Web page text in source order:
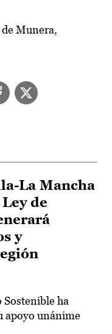
Munera,
La Mancha
de
y
ha
apoyo unánime